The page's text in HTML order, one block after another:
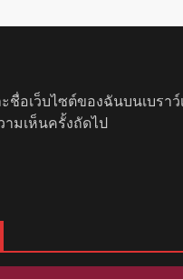
ชื่อเว็บไซต์ของฉันบนเบรา
มเห็นครั้งถัดไป